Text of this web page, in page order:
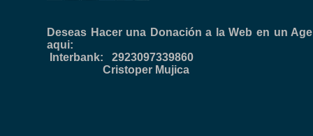
Deseas Hacer una Donación a la Web en un
aqui:
Interbank: 2923097339860
Cristoper Mujica